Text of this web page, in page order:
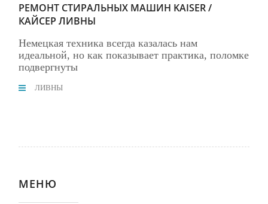
РЕМОНТ СТИРАЛЬНЫХ МАШИН KAISER /
КАЙСЕР ЛИВНЫ
Немецкая техника всегда казалась нам
идеальной, но как показывает практика, поломке
подвергнуты
ЛИВНЫ
МЕНЮ